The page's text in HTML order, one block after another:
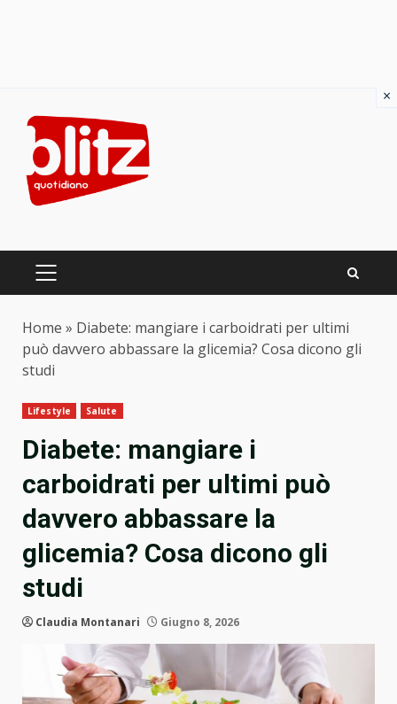
content
PRIMARY
Home » Diabete: mangiare i carboidrati per ultimi
può davvero abbassare la glicemia? Cosa dicono gli
studi
Lifestyle Salute
Diabete: mangiare i
carboidrati per ultimi può
davvero abbassare la
glicemia? Cosa dicono gli
studi
Claudia Montanari Giugno 8, 2026
×